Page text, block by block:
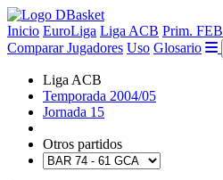
Inicio EuroLiga Liga ACB Prim. FEB
Comparar Jugadores Uso Glosario
Liga ACB
Temporada 2004/05
Jornada 15
Otros partidos